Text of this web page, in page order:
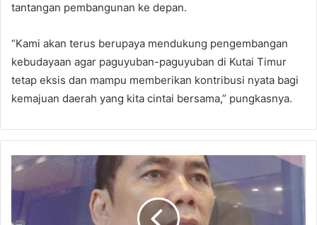
tantangan pembangunan ke depan.
“Kami akan terus berupaya mendukung pengembangan
kebudayaan agar paguyuban-paguyuban di Kutai Timur
tetap eksis dan mampu memberikan kontribusi nyata bagi
kemajuan daerah yang kita cintai bersama,” pungkasnya.